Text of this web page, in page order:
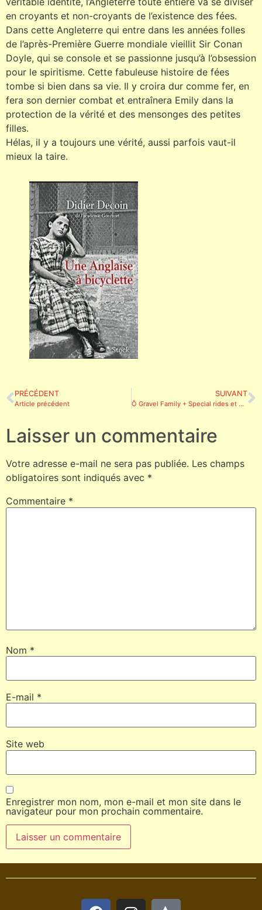
en croyants et non-croyants de l’existence des fées.
Dans cette Angleterre qui entre dans les années folles
de l’après-Première Guerre mondiale vieillit Sir Conan
Doyle, qui se console et se passionne jusqu’à l’obsession
pour le spiritisme. Cette fabuleuse histoire de fées
tombe si bien dans sa vie. Il y croira dur comme fer, en
fera son dernier combat et entraînera Emily dans la
protection de la vérité et des mensonges des petites
filles.
Hélas, il y a toujours une vérité, aussi parfois vaut-il
mieux la taire.
PRÉCÉDENT
Article précédent
SUIVANT
Ô Gravel Family + Special rides et un peu +
Laisser un commentaire
Votre adresse e-mail ne sera pas publiée. Les champs
obligatoires sont indiqués avec *
Commentaire *
Nom *
E-mail *
Site web
Enregistrer mon nom, mon e-mail et mon site dans le
navigateur pour mon prochain commentaire.